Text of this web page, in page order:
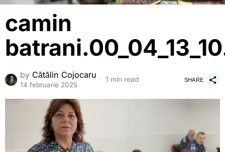
camin
by Cătălin Cojocaru
14 februarie 2025
1 min read SHARE